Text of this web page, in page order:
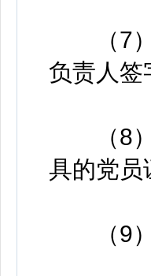
（7）
负责人签
（8）
具的党员
（9）